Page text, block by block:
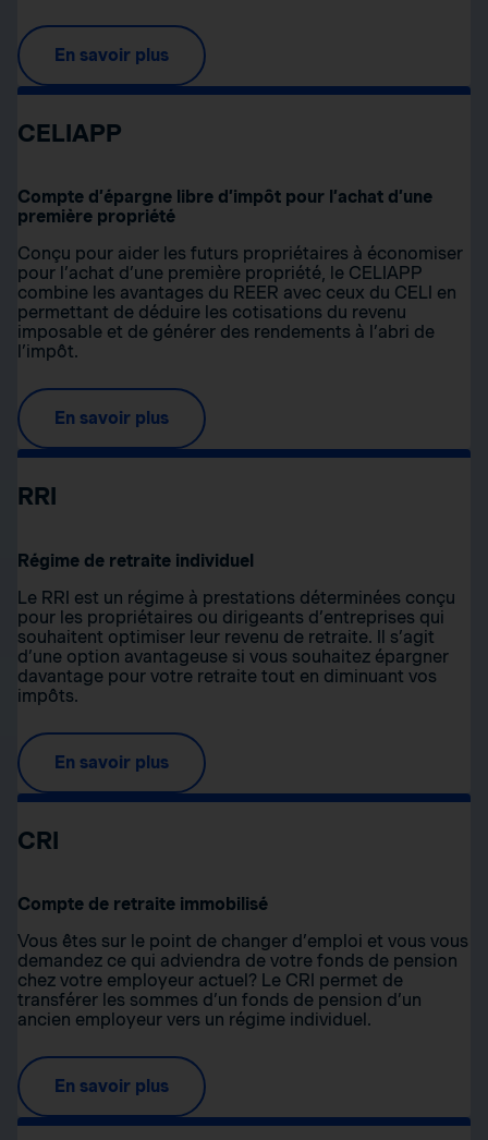
En savoir plus
CELIAPP
Compte d’épargne libre d’impôt pour l’achat d’une
première propriété
Conçu pour aider les futurs propriétaires à économiser
pour l’achat d’une première propriété, le CELIAPP
combine les avantages du REER avec ceux du CELI en
permettant de déduire les cotisations du revenu
imposable et de générer des rendements à l’abri de
l’impôt.
En savoir plus
RRI
Régime de retraite individuel
Le RRI est un régime à prestations déterminées conçu
pour les propriétaires ou dirigeants d’entreprises qui
souhaitent optimiser leur revenu de retraite. Il s’agit
d’une option avantageuse si vous souhaitez épargner
davantage pour votre retraite tout en diminuant vos
impôts.
En savoir plus
CRI
Compte de retraite immobilisé
Vous êtes sur le point de changer d’emploi et vous vous
demandez ce qui adviendra de votre fonds de pension
chez votre employeur actuel? Le CRI permet de
transférer les sommes d’un fonds de pension d’un
ancien employeur vers un régime individuel.
En savoir plus